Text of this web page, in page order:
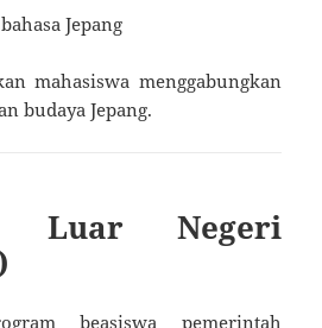
Jepang
mahasiswa menggabungkan
budaya Jepang.
Luar Negeri
beasiswa pemerintah